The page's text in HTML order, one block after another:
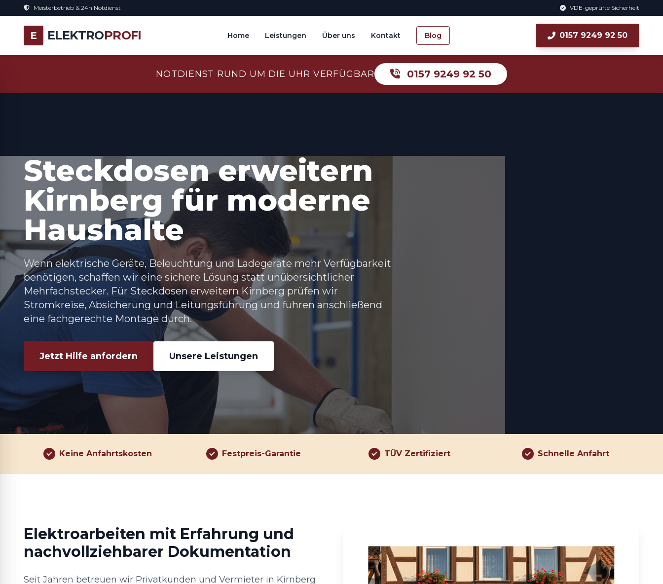
Meisterbetrieb & 24h Notdienst VDE-geprüfte Sicherheit
E ELEKTROPROFI Home Leistungen Über uns Kontakt Blog 0157 9249 92 50
NOTDIENST RUND UM DIE UHR VERFÜGBAR 0157 9249 92 50
Steckdosen erweitern
Kirnberg für moderne
Haushalte
Wenn elektrische Geräte, Beleuchtung und Ladegeräte mehr Verfügbarkeit
benötigen, schaffen wir eine sichere Lösung statt unübersichtlicher
Mehrfachstecker. Für Steckdosen erweitern Kirnberg prüfen wir
Stromkreise, Absicherung und Leitungsführung und führen anschließend
eine fachgerechte Montage durch.
Jetzt Hilfe anfordern Unsere Leistungen
Keine Anfahrtskosten Festpreis-Garantie TÜV Zertifiziert Schnelle Anfahrt
Elektroarbeiten mit Erfahrung und
nachvollziehbarer Dokumentation
Seit Jahren betreuen wir Privatkunden und Vermieter in Kirnberg